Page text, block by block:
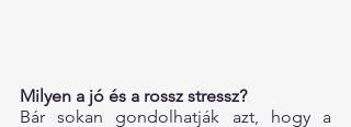
Milyen a jó és a rossz stressz?
Bár sokan gondolhatják azt, hogy a